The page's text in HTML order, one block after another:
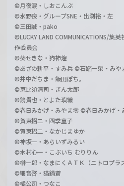
©月夜涙・しおこんぶ
©水野良・グループSNE・出渕裕・左
©三田誠・pako
©LUCKY LAND COMMUNICATIONS/集
作委員会
©葵せきな・狗神煌
©あざの耕平・すみ兵 ©石踏一榮・みや
©井中だちま・飯田ぽち。
©恵比須清司・ぎん太郎
©鏡貴也・とよた瑣織
©春日みかげ・みやま零 ©春日みかげ・
©賀東招二・四季童子
©賀東招二・なかじまゆか
©神坂一・あらいずみるい
©木村心一・こぶいち むりりん
©榊一郎・なまにくＡＴＫ（ニトロプラス
©細音啓・猫鍋蒼
©橘公司・つなこ